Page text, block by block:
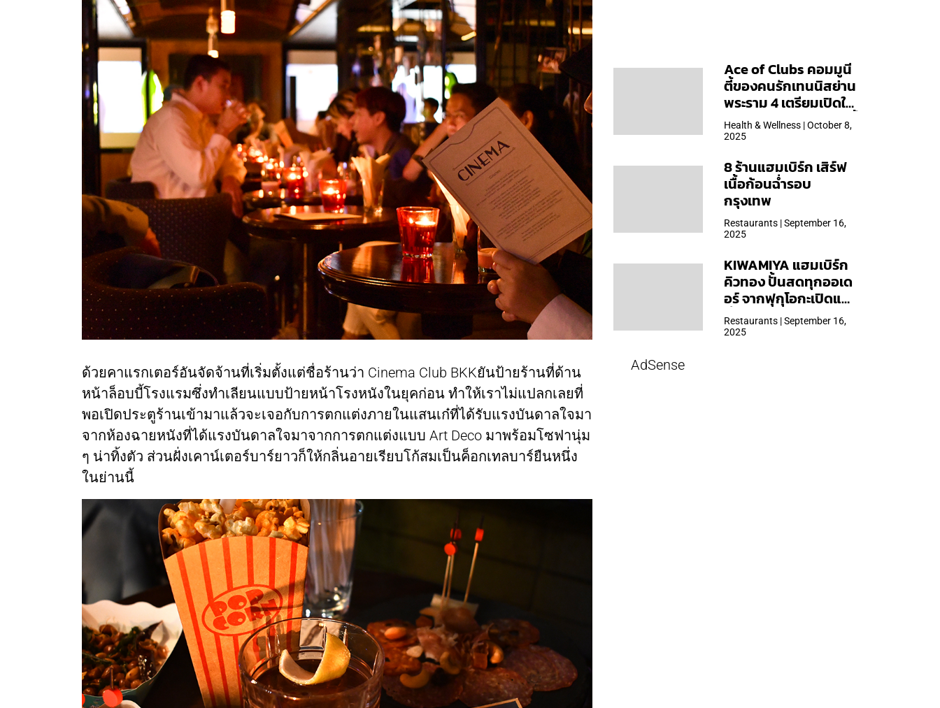
ด้วยคาแรกเตอร์อันจัดจ้านที่เริ่มตั้งแต่ชื่อร้านว่า Cinema Club BKKยันป้ายร้านที่ด้าน
หน้าล็อบบี้โรงแรมซึ่งทำเลียนแบบป้ายหน้าโรงหนังในยุคก่อน ทำให้เราไม่แปลกเลยที่
พอเปิดประตูร้านเข้ามาแล้วจะเจอกับการตกแต่งภายในแสนเก๋ที่ได้รับแรงบันดาลใจมา
จากห้องฉายหนังที่ได้แรงบันดาลใจมาจากการตกแต่งแบบ Art Deco มาพร้อมโซฟานุ่ม
ๆ น่าทิ้งตัว ส่วนฝั่งเคาน์เตอร์บาร์ยาวก็ให้กลิ่นอายเรียบโก้สมเป็นค็อกเทลบาร์ยืนหนึ่ง
ในย่านนี้
Ace of Clubs คอมมูนี
ตี้ของคนรักเทนนิสย่าน
พระราม 4 เตรียมเปิดให้
บริการวันแรก 19 ต.ค. นี้
Health & Wellness | October 8,
2025
8 ร้านแฮมเบิร์ก เสิร์ฟ
เนื้อก้อนฉ่ำรอบ
กรุงเทพ
Restaurants | September 16,
2025
KIWAMIYA แฮมเบิร์ก
คิวทอง ปั้นสดทุกออเด
อร์ จากฟุกุโอกะเปิดแล้ว
ที่ Central Park
Restaurants | September 16,
2025
AdSense